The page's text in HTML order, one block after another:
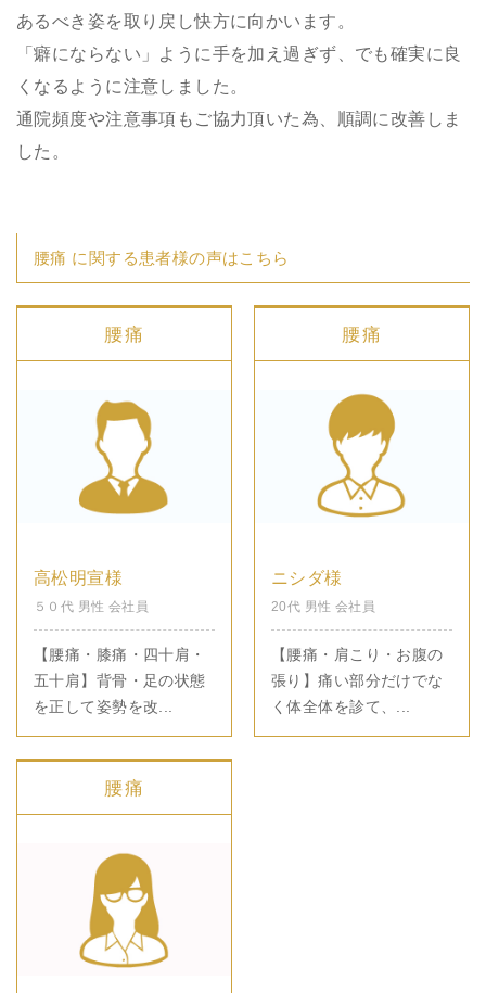
あるべき姿を取り戻し快方に向かいます。
「癖にならない」ように手を加え過ぎず、でも確実に良
くなるように注意しました。
通院頻度や注意事項もご協力頂いた為、順調に改善しま
した。
腰痛 に関する患者様の声はこちら
腰痛
高松明宣様
５０代 男性 会社員
【腰痛・膝痛・四十肩・
五十肩】背骨・足の状態
を正して姿勢を改...
腰痛
ニシダ様
20代 男性 会社員
【腰痛・肩こり・お腹の
張り】痛い部分だけでな
く体全体を診て、...
腰痛